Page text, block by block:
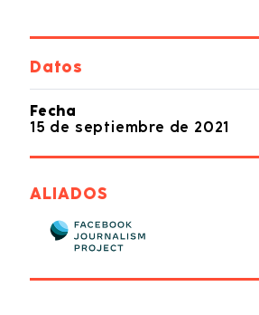
Datos
Fecha
15 de septiembre de 2021
ALIADOS